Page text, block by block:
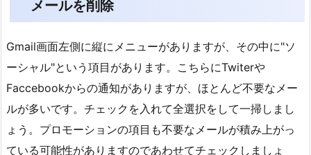
メールを削除
Gmail画面左側に縦にメニューがありますが、その中に"ソ
ーシャル"という項目があります。こちらにTwiterや
Faccebookからの通知がありますが、ほとんど不要なメー
ルが多いです。チェックを入れて全選択をして一掃しまし
ょう。プロモーションの項目も不要なメールが積み上がっ
ている可能性がありますのであわせてチェックしましょ